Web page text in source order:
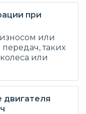
при
или
таких
или